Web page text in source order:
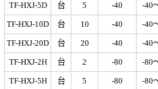
TF-HXJ-5D 台 5 -40 -40
TF-HXJ-10D 台 10 -40 -40
TF-HXJ-20D 台 20 -40 -40
TF-HXJ-2H 台 2 -80 -80
TF-HXJ-5H 台 5 -80 -80